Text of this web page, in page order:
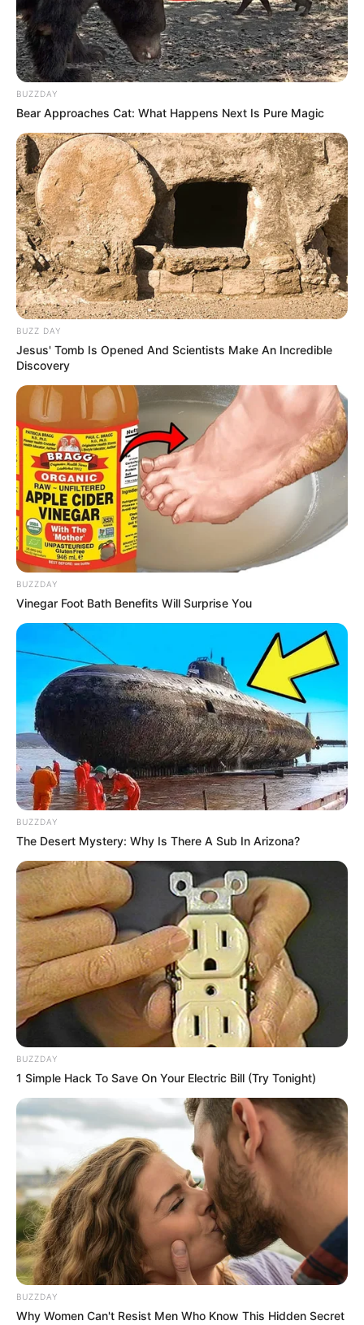
BUZZDAY
Bear Approaches Cat: What Happens Next Is Pure Magic
BUZZ DAY
Jesus' Tomb Is Opened And Scientists Make An Incredible
Discovery
BUZZDAY
Vinegar Foot Bath Benefits Will Surprise You
BUZZDAY
The Desert Mystery: Why Is There A Sub In Arizona?
BUZZDAY
1 Simple Hack To Save On Your Electric Bill (Try Tonight)
BUZZDAY
Why Women Can't Resist Men Who Know This Hidden Secret